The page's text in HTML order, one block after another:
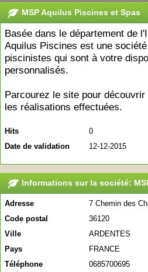
MSP Aquilus Piscines et Spas
Basée dans le département de
Aquilus Piscines est une
piscinistes qui sont à votre
personnalisés.
Parcourez le site pour
les réalisations effectuées.
Hits
0
Date de validation
12-12-2015
Informations sur la société:
Adresse
7 Chemin des
Code postal
36120
Ville
ARDENTES
Pays
FRANCE
Téléphone
0685700695